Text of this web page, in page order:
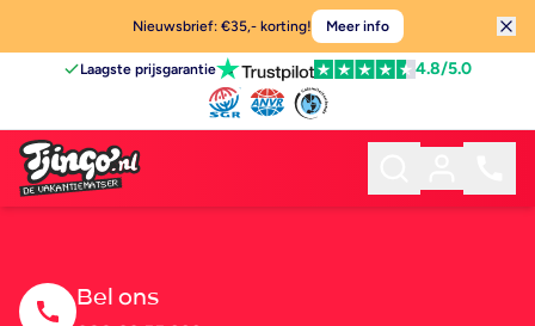
Nieuwsbrief: €35,- korting! Meer info
Laagste prijsgarantie 4.8/5.0
Bel ons